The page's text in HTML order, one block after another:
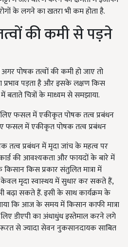
के लगने का खतरा भी कम होता है.
की कमी से पड़ने
पोषक तत्वों की कमी हो जाए तो
पड़ता है और इसके लक्षण किस
बताते चित्रों के माध्यम से समझाया.
फसल में एकीकृत पोषक तत्व प्रबंधन
तत्व प्रबंधन में मृदा जांच के महत्व पर
की आवश्यकता और फायदों के बारे में
किसान किस प्रकार संतुलित मात्रा में
मृदा स्वास्थय में सुधार कर सकते हैं,
सकते हैं. इसी के साथ कार्यक्रम के
कि आज के समय में किसान काफी मात्रा
डीएपी का अंधाधुंध इस्तेमाल करने लगे
से ज्यादा सेवन नुकसानदायक साबित